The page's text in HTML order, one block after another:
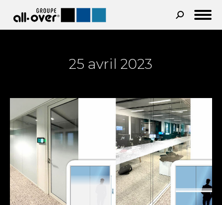
Recherche
:
25 avril 2023